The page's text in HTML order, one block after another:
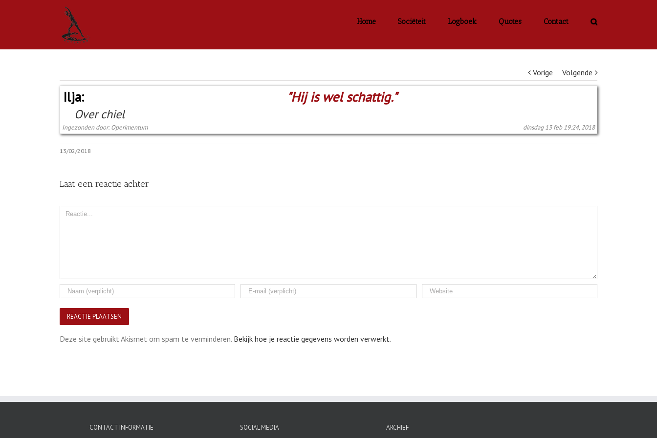
Home Sociëteit Logboek Quotes Contact
Vorige Volgende
Ilja: "Hij is wel schattig."
Over chiel
Ingezonden door: Operimentum dinsdag 13 feb 19:24, 2018
13/02/2018
Laat een reactie achter
Comment
Deze site gebruikt Akismet om spam te verminderen. Bekijk hoe je reactie gegevens worden verwerkt.
CONTACT INFORMATIE SOCIAL MEDIA ARCHIEF